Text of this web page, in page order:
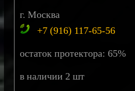
г. Москва
+7 (916) 117-65-56
остаток протектора: 65%
в наличии 2 шт